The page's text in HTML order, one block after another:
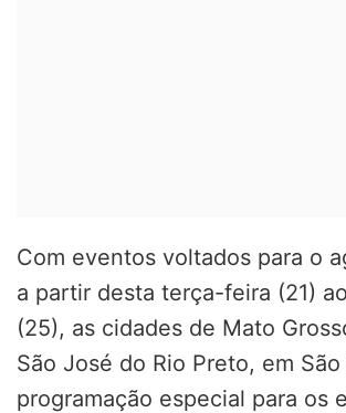
Com eventos voltados para o
a partir desta terça-feira (21)
(25), as cidades de Mato
São José do Rio Preto, em
programação especial para os